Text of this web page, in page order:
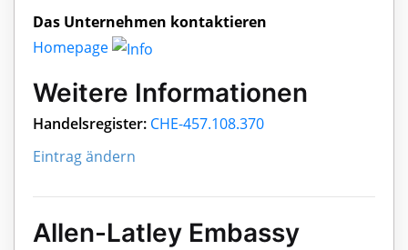
Das Unternehmen kontaktieren
Homepage
Weitere Informationen
Handelsregister: CHE-457.108.370
Eintrag ändern
Allen-Latley Embassy